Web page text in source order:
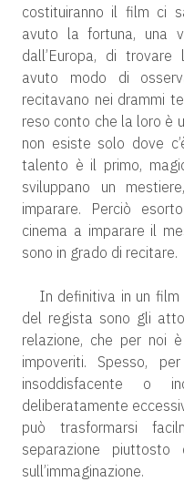
costituiranno il film ci
avuto la fortuna, una
dall’Europa, di
avuto modo di
recitavano nei drammi
reso conto che la loro è
non esiste solo dove
talento è il primo,
sviluppano un
imparare. Perciò
cinema a imparare il
sono in grado di recitare.
In definitiva in un
del regista sono gli
relazione, che per noi
impoveriti. Spesso,
insoddisfacente o
deliberatamente
può trasformarsi
separazione
sull’immaginazione.